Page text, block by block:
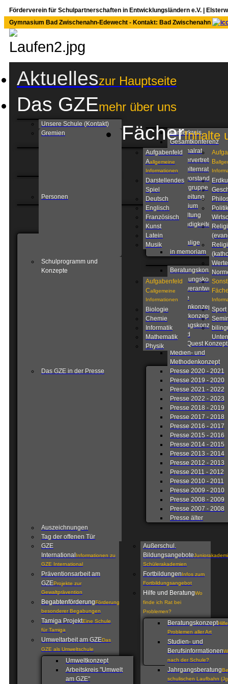
Förderverein für Schulpartnerschaften in Entwicklungsländern e.V. |
Gymnasium Bad Zwischenahn-Edewecht - Kontakt: Bad Zwischenahn
Aktuelleszur Hauptseite
Das GZEmehr über uns
Unsere Schule (Kontakt)
Gremien
Förderkreis
Gesamtkonferenz
Personalrat
Schülervertretung
Schulelternrat
Schulvorstand
Steuergruppe
Personen
Schulleitung
Kollegium
Verwaltung
Zuständigkeiten am
Ehemalige
in memoriam
Schulprogramm und
Konzepte
Beratungskonzept
Betreuungskonzept
Eigenverantwortliche
Schule
Fahrtenkonzept
Förderkonzept
Ganztagskonzept
Leitbild
Lions Quest Konzept
Medien- und
Methodenkonzept
Das GZE in der Presse
Presse 2020 - 2021
Presse 2019 - 2020
Presse 2021 - 2022
Presse 2022 - 2023
Presse 2018 - 2019
Presse 2017 - 2018
Presse 2016 - 2017
Presse 2015 - 2016
Presse 2014 - 2015
Presse 2013 - 2014
Presse 2012 - 2013
Presse 2011 - 2012
Presse 2010 - 2011
Presse 2009 - 2010
Presse 2008 - 2009
Presse 2007 - 2008
Presse älter
Auszeichnungen
Tag der offenen Tür
FächerInhalte
Aufgabenfeld
Aallgemeine
Informationen
Darstellendes
Spiel
Deutsch
Englisch
Französisch
Kunst
Latein
Musik
B
Aufgabenfeld
Callgemeine
Informationen
Biologie
Chemie
Informatik
Mathematik
Physik
Sport
GZE
International Informationen zu
GZE International
Präventionsarbeit am
GZEProjekte zur
Gewaltprävention
BegabtenförderungFörderung
besonderer Begabungen
Tamiga ProjektEine Schule
für Tamiga
Umweltarbeit am GZEDas
GZE als Umweltschule
Umweltkonzept
Arbeitskreis "Umwelt
am GZE"
Außerschul.
Bildungsangebote
Schülerakademien
FortbildungenInfos zum
Fortbildungsangebot
Hilfe und BeratungWo
finde ich Rat bei
Problemen?
Beratungskonzept
Problemen aller Art
Studien- und
Berufsinformationen
nach der Schule?
Jahrgangsberatung
schulischen Laufbahn